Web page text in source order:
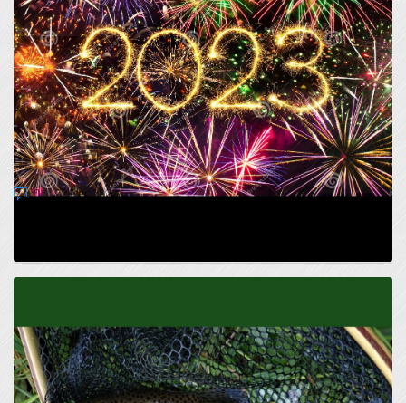
Z NOVIM LETOM ZAKLJUČEK PROJEKTA LIFE
for LASCA
0 27 Dec 2022